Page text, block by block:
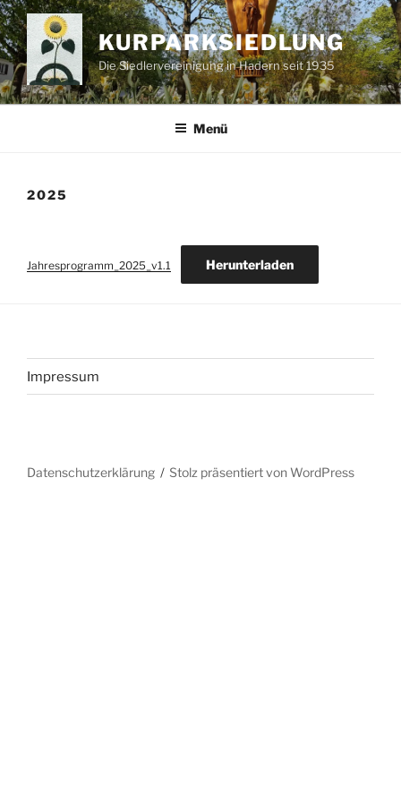
Zum
Inhalt
springen
KURPARKSIEDLUNG
Die Siedlervereinigung in Hadern seit 1935
Menü
2025
Jahresprogramm_2025_v1.1 Herunterladen
Impressum
Datenschutzerklärung Stolz präsentiert von WordPress